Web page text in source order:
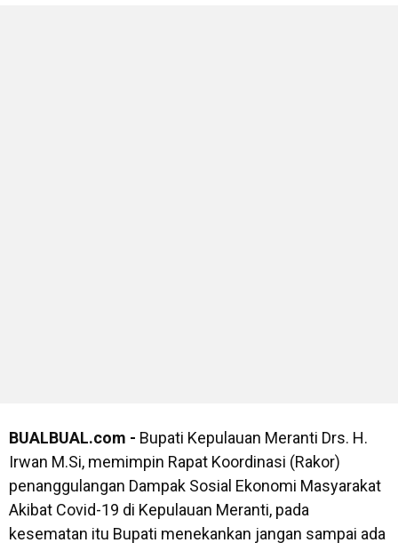
BUALBUAL.com - Bupati Kepulauan Meranti Drs. H.
Irwan M.Si, memimpin Rapat Koordinasi (Rakor)
penanggulangan Dampak Sosial Ekonomi Masyarakat
Akibat Covid-19 di Kepulauan Meranti, pada
kesematan itu Bupati menekankan jangan sampai ada